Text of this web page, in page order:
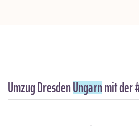
Umzug DresdenUngarnmit der